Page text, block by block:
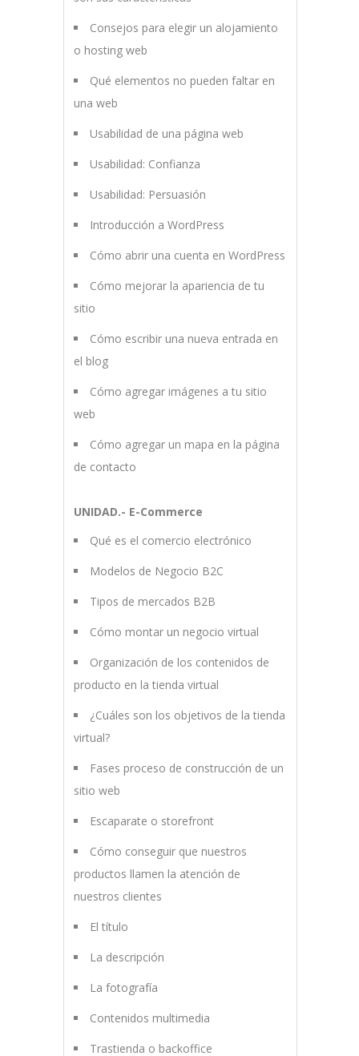
Consejos para elegir un alojamiento
o hosting web
Qué elementos no pueden faltar en
una web
Usabilidad de una página web
Usabilidad: Confianza
Usabilidad: Persuasión
Introducción a WordPress
Cómo abrir una cuenta en WordPress
Cómo mejorar la apariencia de tu
sitio
Cómo escribir una nueva entrada en
el blog
Cómo agregar imágenes a tu sitio
web
Cómo agregar un mapa en la página
de contacto
UNIDAD.- E-Commerce
Qué es el comercio electrónico
Modelos de Negocio B2C
Tipos de mercados B2B
Cómo montar un negocio virtual
Organización de los contenidos de
producto en la tienda virtual
¿Cuáles son los objetivos de la tienda
virtual?
Fases proceso de construcción de un
sitio web
Escaparate o storefront
Cómo conseguir que nuestros
productos llamen la atención de
nuestros clientes
El título
La descripción
La fotografía
Contenidos multimedia
Trastienda o backoffice